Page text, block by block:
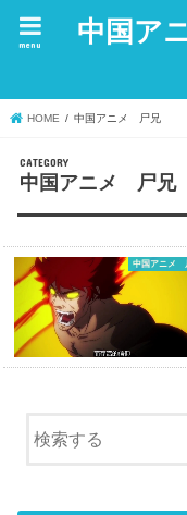
中国ア
menu
HOME 中国アニメ 尸兄
中国アニメ 尸兄
中国アニメ